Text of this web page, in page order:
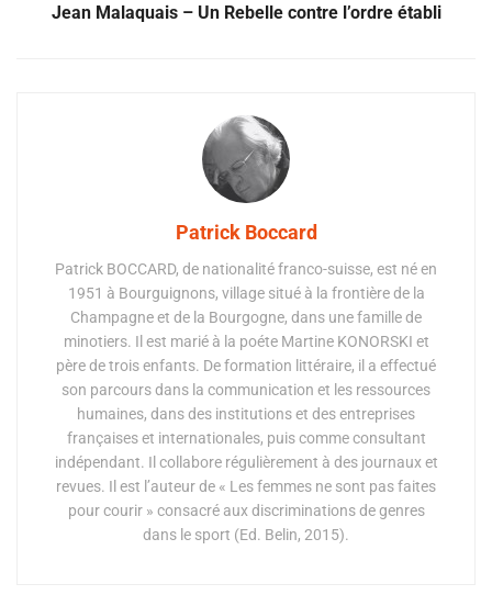
Jean Malaquais – Un Rebelle contre l’ordre établi
Patrick Boccard
Patrick BOCCARD, de nationalité franco-suisse, est né en
1951 à Bourguignons, village situé à la frontière de la
Champagne et de la Bourgogne, dans une famille de
minotiers. Il est marié à la poéte Martine KONORSKI et
père de trois enfants. De formation littéraire, il a effectué
son parcours dans la communication et les ressources
humaines, dans des institutions et des entreprises
françaises et internationales, puis comme consultant
indépendant. Il collabore régulièrement à des journaux et
revues. Il est l’auteur de « Les femmes ne sont pas faites
pour courir » consacré aux discriminations de genres
dans le sport (Ed. Belin, 2015).